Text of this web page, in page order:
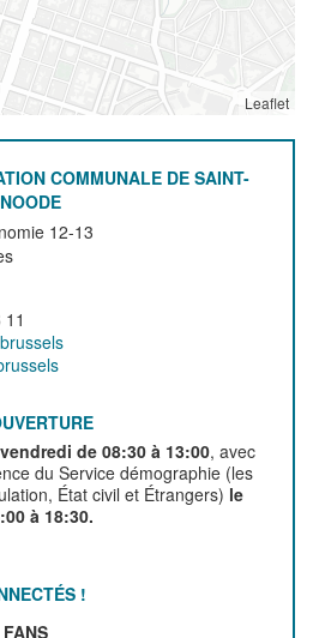
Leaflet
COMMUNALE DE SAINT-
12-13
de 08:30 à 13:00, avec
du Service démographie (les
État civil et Étrangers) le
à 18:30.
!